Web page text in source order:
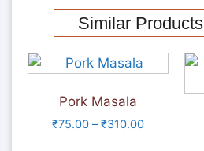
Similar Products
Pork Masala
₹75.00 –₹310.00